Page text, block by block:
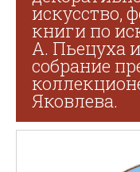
искусство,
книги по
А. Пьецуха
собрание
Яковлева.